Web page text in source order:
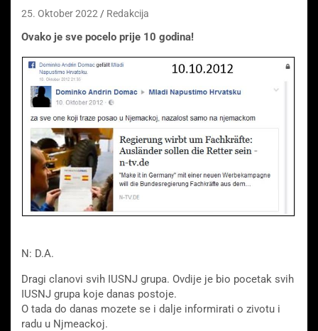
25. Oktober 2022 Redakcija
Ovako je sve pocelo prije 10 godina!
N: D.A.
Dragi clanovi svih IUSNJ grupa. Ovdije je bio pocetak svih
IUSNJ grupa koje danas postoje.
O tada do danas mozete se i dalje informirati o zivotu i
radu u Njmeackoj.